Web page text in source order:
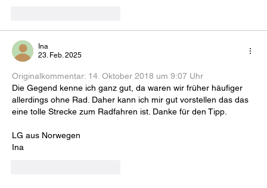
Ina
23. Feb. 2025
Originalkommentar: 14. Oktober 2018 um 9:07 Uhr
Die Gegend kenne ich ganz gut, da waren wir früher häufiger
allerdings ohne Rad. Daher kann ich mir gut vorstellen das das
eine tolle Strecke zum Radfahren ist. Danke für den Tipp.
LG aus Norwegen
Ina